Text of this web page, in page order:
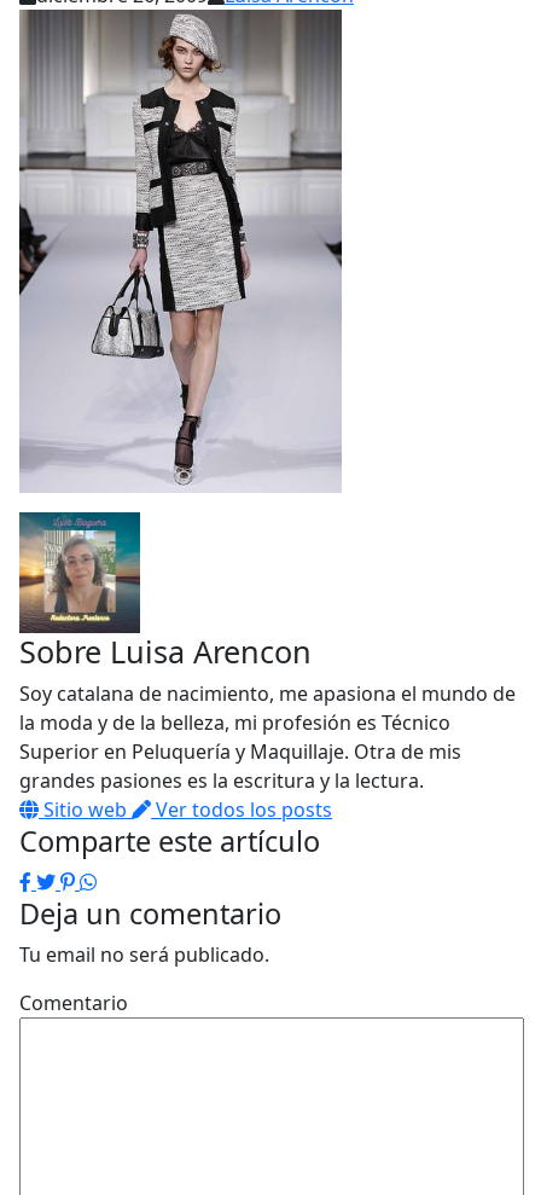
Sobre Luisa Arencon
Soy catalana de nacimiento, me apasiona el mundo de
la moda y de la belleza, mi profesión es Técnico
Superior en Peluquería y Maquillaje. Otra de mis
grandes pasiones es la escritura y la lectura.
Sitio web
Ver todos los posts
Comparte este artículo
Facebook
Twitter
Pinterest
WhatsApp
Deja un comentario
Tu email no será publicado.
Comentario